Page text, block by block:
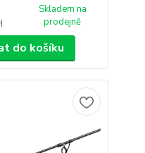
Skladem na
prodejně
do košíku